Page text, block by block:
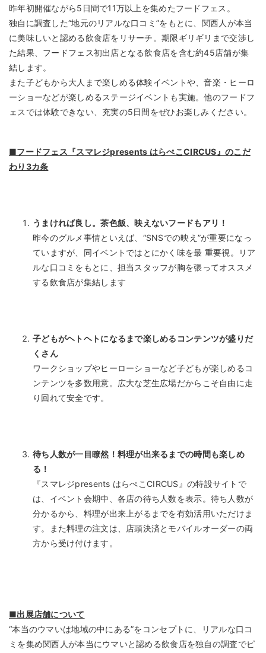
昨年初開催ながら5日間で11万以上を集めたフードフェス。
独自に調査した“地元のリアルな口コミ”をもとに、関西人が本当
に美味しいと認める飲食店をリサーチ。期限ギリギリまで交渉し
た結果、フードフェス初出店となる飲食店を含む約45店舗が集
結します。
また子どもから大人まで楽しめる体験イベントや、音楽・ヒーロ
ーショーなどが楽しめるステージイベントも実施。他のフードフ
ェスでは体験できない、充実の5日間をぜひお楽しみください。
■フードフェス『スマレジpresents はらぺこCIRCUS』のこだ
わり3カ条
うまければ良し。茶色飯、映えないフードもアリ！
昨今のグルメ事情といえば、“SNSでの映え”が重要になっ
ていますが、同イベントではとにかく味を最 重要視。リア
ルな口コミをもとに、担当スタッフが胸を張ってオススメ
する飲食店が集結します
子どもがヘトヘトになるまで楽しめるコンテンツが盛りだ
くさん
ワークショップやヒーローショーなど子どもが楽しめるコ
ンテンツを多数用意。広大な芝生広場だからこそ自由に走
り回れて安全です。
待ち人数が一目瞭然！料理が出来るまでの時間も楽しめ
る！
『スマレジpresents はらぺこCIRCUS』の特設サイトで
は、イベント会期中、各店の待ち人数を表示。待ち人数が
分かるから、料理が出来上がるまでを有効活用いただけま
す。また料理の注文は、店頭決済とモバイルオーダーの両
方から受け付けます。
■出展店舗について
“本当のウマいは地域の中にある”をコンセプトに、リアルな口コ
ミを集め関西人が本当にウマいと認める飲食店を独自の調査でピ